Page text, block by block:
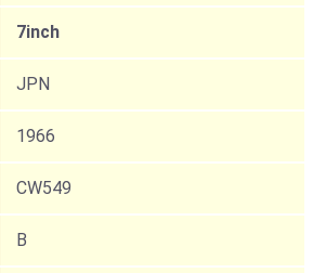
7inch
JPN
1966
CW549
B